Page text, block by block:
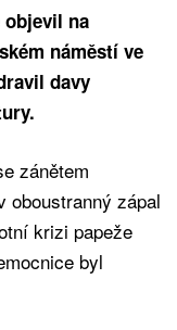
objevil na
náměstí ve
davy
zánětem
oboustranný zápal
krizi papeže
byl